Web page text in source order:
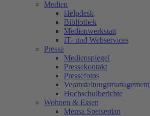
Medien
Helpdesk
Bibliothek
Medienwerkstatt
IT- und Webservices
Presse
Medienspiegel
Pressekontakt
Pressefotos
Veranstaltungsmanagement
Hochschulberichte
Wohnen & Essen
Mensa Speiseplan